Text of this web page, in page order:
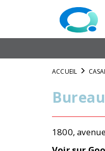
ACCUEIL
1800,